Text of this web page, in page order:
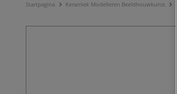
Startpagina Keramiek Modelleren Beeldhouwkunst